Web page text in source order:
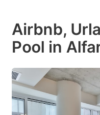
Airbnb,
Pool in